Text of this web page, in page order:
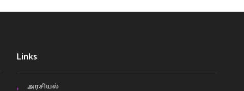
Links
அரசியல்